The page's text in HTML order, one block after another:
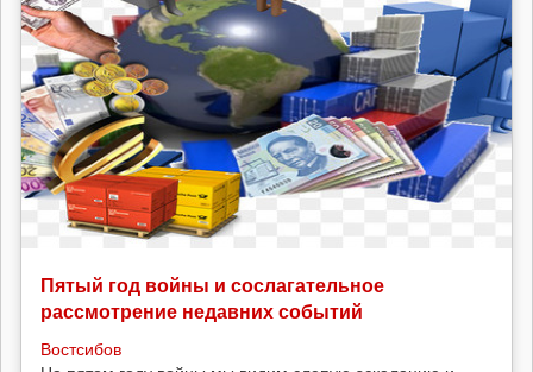
Пятый год войны и сослагательное
рассмотрение недавних событий
Востсибов